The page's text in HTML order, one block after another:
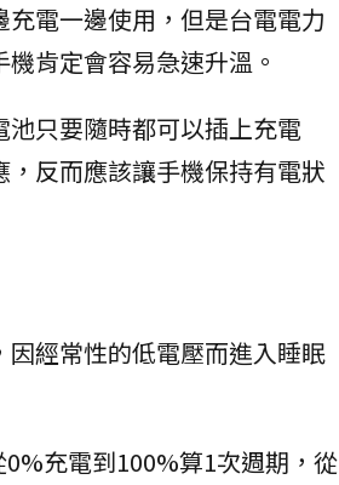
電一邊使用，但是台電電力
肯定會容易急速升溫。
只要隨時都可以插上充電
反而應該讓手機保持有電狀
經常性的低電壓而進入睡眠
充電到100%算1次週期，從